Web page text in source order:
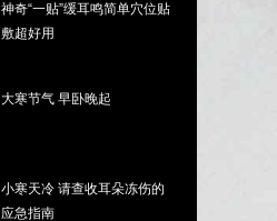
神奇“一贴”缓耳鸣简单穴位贴
敷超好用
大寒节气 早卧晚起
小寒天冷 请查收耳朵冻伤的
应急指南